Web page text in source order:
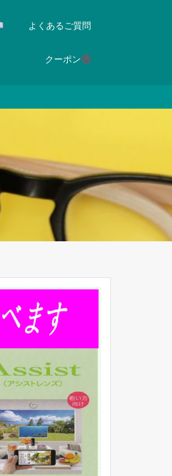
よくあるご質問
クーポン